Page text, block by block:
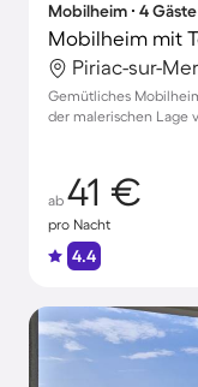
Mobilheim ∙ 4
Mobilheim mit
Gemütliches
der malerischen Lage
ab 41 €
pro Nacht
4.4